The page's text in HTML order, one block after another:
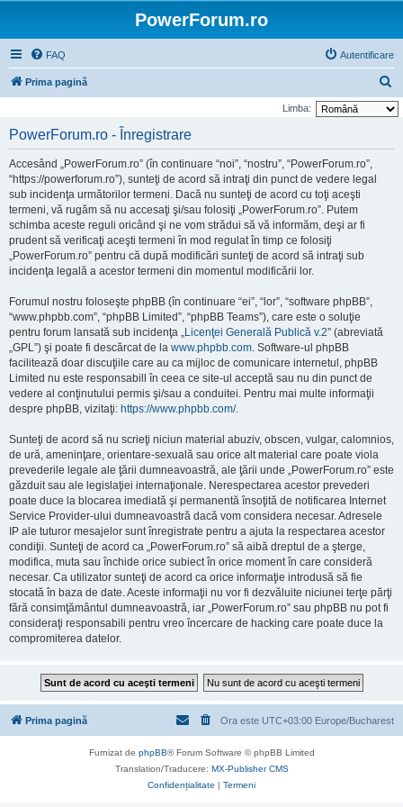
PowerForum.ro
FAQ Autentificare
Prima pagină
ă
Limba:
PowerForum.ro - Înregistrare
Accesând „PowerForum.ro” (în continuare “noi”, “nostru”, “PowerForum.ro”,
“https://powerforum.ro”), sunteţi de acord să intraţi din punct de vedere legal
sub incidenţa următorilor termeni. Dacă nu sunteţi de acord cu toţi aceşti
termeni, vă rugăm să nu accesaţi şi/sau folosiţi „PowerForum.ro”. Putem
schimba aceste reguli oricând şi ne vom strădui să vă informăm, deşi ar fi
prudent să verificaţi aceşti termeni în mod regulat în timp ce folosiţi
„PowerForum.ro” pentru că după modificări sunteţi de acord să intraţi sub
incidenţa legală a acestor termeni din momentul modificării lor.
Forumul nostru foloseşte phpBB (în continuare “ei”, “lor”, “software phpBB”,
“www.phpbb.com”, “phpBB Limited”, “phpBB Teams”), care este o soluţie
pentru forum lansată sub incidenţa „Licenţei Generală Publică v.2” (abreviată
„GPL”) şi poate fi descărcat de la www.phpbb.com. Software-ul phpBB
facilitează doar discuţiile care au ca mijloc de comunicare internetul, phpBB
Limited nu este responsabill în ceea ce site-ul acceptă sau nu din punct de
vedere al conţinutului permis şi/sau a conduitei. Pentru mai multe informaţii
despre phpBB, vizitaţi: https://www.phpbb.com/.
Sunteţi de acord să nu scrieţi niciun material abuziv, obscen, vulgar, calomnios,
de ură, ameninţare, orientare-sexuală sau orice alt material care poate viola
prevederile legale ale ţării dumneavoastră, ale ţării unde „PowerForum.ro” este
găzduit sau ale legislaţiei internaţionale. Nerespectarea acestor prevederi
poate duce la blocarea imediată şi permanentă însoţită de notificarea Internet
Service Provider-ului dumneavoastră dacă vom considera necesar. Adresele
IP ale tuturor mesajelor sunt înregistrate pentru a ajuta la respectarea acestor
condiţii. Sunteţi de acord ca „PowerForum.ro” să aibă dreptul de a şterge,
modifica, muta sau închide orice subiect în orice moment în care consideră
necesar. Ca utilizator sunteţi de acord ca orice informaţie introdusă să fie
stocată în baza de date. Aceste informaţii nu vor fi dezvăluite niciunei terţe părţi
fără consimţământul dumneavoastră, iar „PowerForum.ro” sau phpBB nu pot fi
consideraţi responsabili pentru vreo încercare de hacking care poate duce la
compromiterea datelor.
Prima pagină Ora este UTC+03:00 Europe/Bucharest
Furnizat de phpBB® Forum Software © phpBB Limited
Translation/Traducere: MX-Publisher CMS
Confidențialitate | Termeni